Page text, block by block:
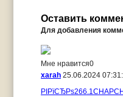
Оставить
Для добавления
Мне нравится0
xarah 25.06.2024
РІРїСЂРѕ266.1CHAP